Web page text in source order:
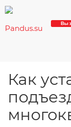
Как